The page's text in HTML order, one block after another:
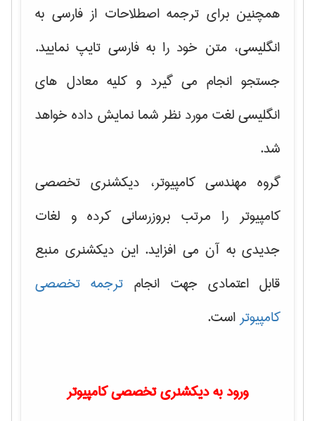
همچنین برای ترجمه اصطلاحات از فارسی به
انگلیسی، متن خود را به فارسی تایپ نمایید.
جستجو انجام می گیرد و کلیه معادل های
انگلیسی لغت مورد نظر شما نمایش داده خواهد
شد.
گروه مهندسی کامپیوتر، دیکشنری تخصصی
کامپیوتر را مرتب بروزرسانی کرده و لغات
جدیدی به آن می افزاید. این دیکشنری منبع
قابل اعتمادی جهت انجام ترجمه تخصصی
کامپیوتراست.
ورود به دیکشنری تخصصی کامپیوتر